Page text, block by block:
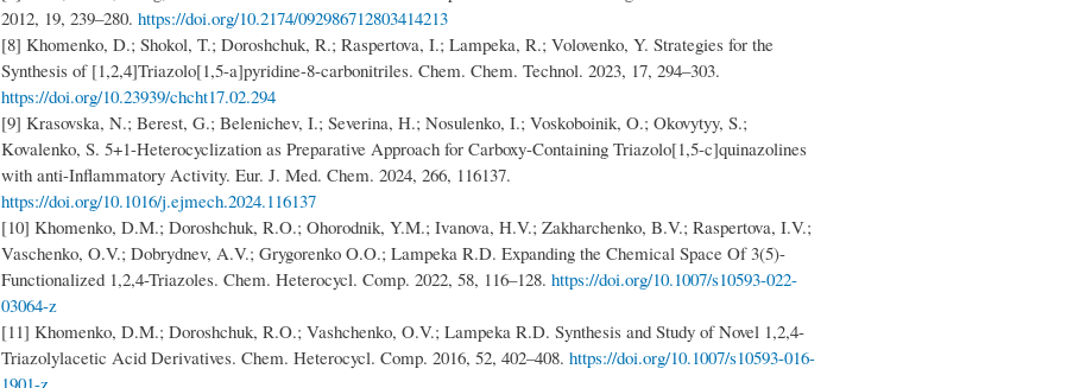
2012, 19, 239–280. https://doi.org/10.2174/092986712803414213
[8] Khomenko, D.; Shokol, T.; Doroshchuk, R.; Raspertova, I.; Lampeka, R.; Volovenko, Y. Strategies for the
Synthesis of [1,2,4]Triazolo[1,5-a]pyridine-8-carbonitriles. Chem. Chem. Technol. 2023, 17, 294–303.
https://doi.org/10.23939/chcht17.02.294
[9] Krasovska, N.; Berest, G.; Belenichev, I.; Severina, H.; Nosulenko, I.; Voskoboinik, O.; Okovytyy, S.;
Kovalenko, S. 5+1-Heterocyclization as Preparative Approach for Carboxy-Containing Triazolo[1,5-c]quinazolines
with anti-Inflammatory Activity. Eur. J. Med. Chem. 2024, 266, 116137.
https://doi.org/10.1016/j.ejmech.2024.116137
[10] Khomenko, D.M.; Doroshchuk, R.O.; Ohorodnik, Y.M.; Ivanova, H.V.; Zakharchenko, B.V.; Raspertova, I.V.;
Vaschenko, O.V.; Dobrydnev, A.V.; Grygorenko O.O.; Lampeka R.D. Expanding the Chemical Space Of 3(5)-
Functionalized 1,2,4-Triazoles. Chem. Heterocycl. Comp. 2022, 58, 116–128. https://doi.org/10.1007/s10593-022-
03064-z
[11] Khomenko, D.M.; Doroshchuk, R.O.; Vashchenko, O.V.; Lampeka R.D. Synthesis and Study of Novel 1,2,4-
Triazolylacetic Acid Derivatives. Chem. Heterocycl. Comp. 2016, 52, 402–408. https://doi.org/10.1007/s10593-016-